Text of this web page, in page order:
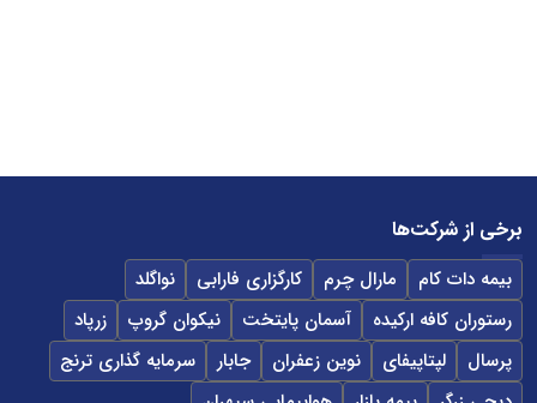
برخی از شرکت‌ها
بیمه دات کام مارال چرم کارگزاری فارابی
نواگلد
رستوران کافه ارکیده
آسمان پایتخت نیکوان گروپ
زرپاد
پرسال
لپتاپیفای نوین زعفران جابار
سرمایه گذاری ترنج